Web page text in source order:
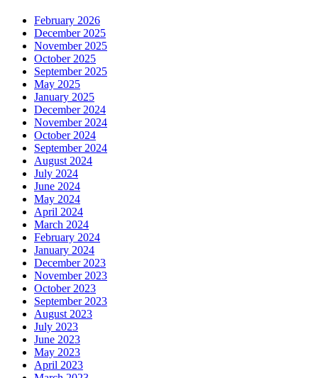
February 2026
December 2025
November 2025
October 2025
September 2025
May 2025
January 2025
December 2024
November 2024
October 2024
September 2024
August 2024
July 2024
June 2024
May 2024
April 2024
March 2024
February 2024
January 2024
December 2023
November 2023
October 2023
September 2023
August 2023
July 2023
June 2023
May 2023
April 2023